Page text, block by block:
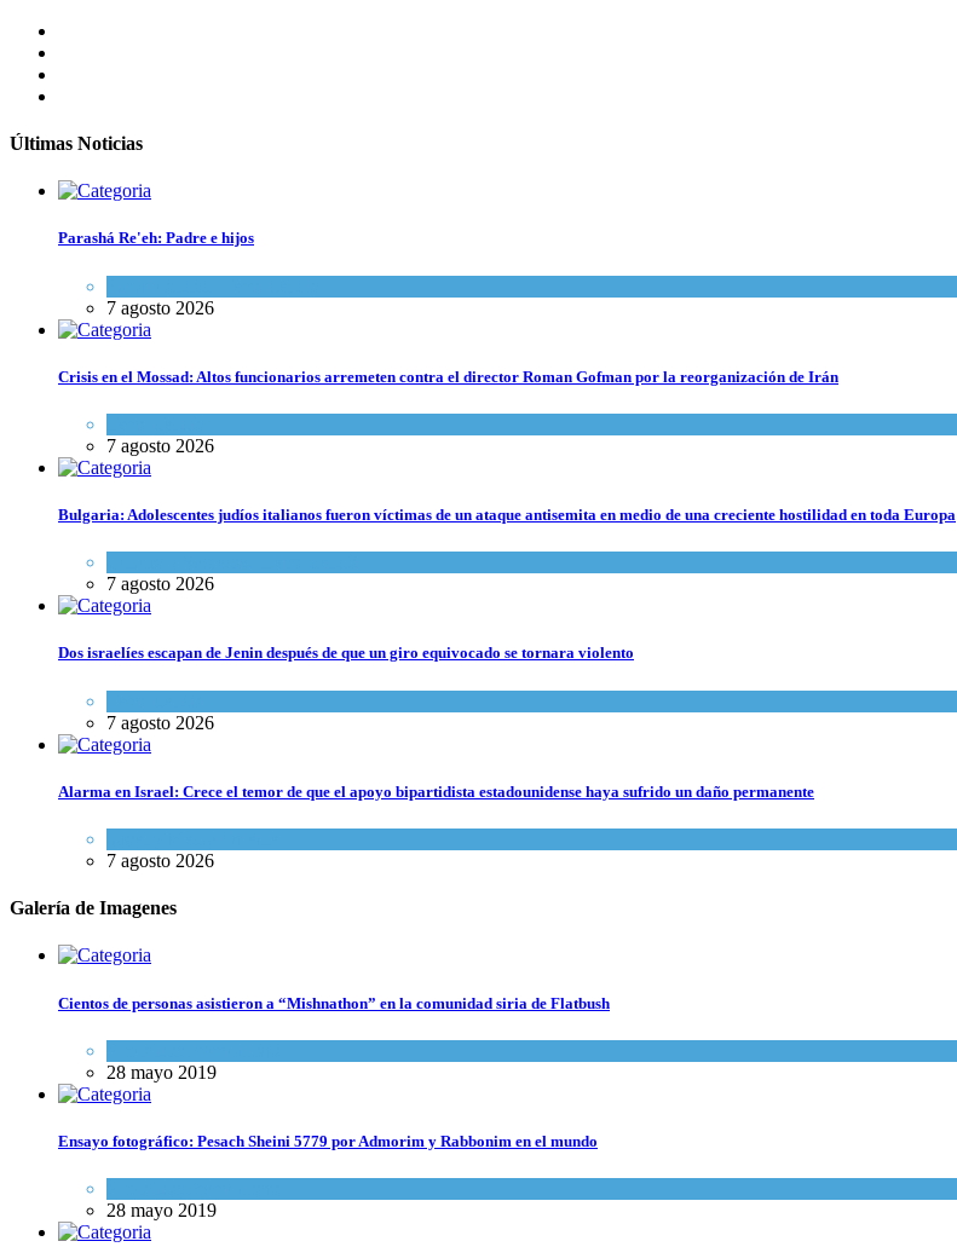
Últimas Noticias
Parashá Re'eh: Padre e hijos
7 agosto 2026
Crisis en el Mossad: Altos funcionarios arremeten contra el director Roman Gofman por la reorganización de Irán
7 agosto 2026
Bulgaria: Adolescentes judíos italianos fueron víctimas de un ataque antisemita en medio de una creciente hostilidad en toda Europa
7 agosto 2026
Dos israelíes escapan de Jenin después de que un giro equivocado se tornara violento
7 agosto 2026
Alarma en Israel: Crece el temor de que el apoyo bipartidista estadounidense haya sufrido un daño permanente
7 agosto 2026
Galería de Imagenes
Cientos de personas asistieron a “Mishnathon” en la comunidad siria de Flatbush
28 mayo 2019
Ensayo fotográfico: Pesach Sheini 5779 por Admorim y Rabbonim en el mundo
28 mayo 2019